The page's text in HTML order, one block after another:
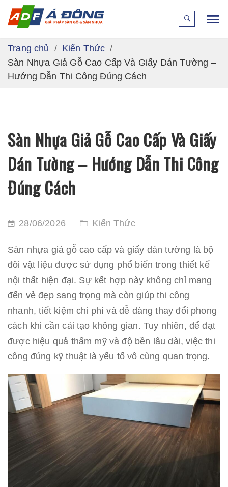
Trang chủ
Kiến Thức
Sàn Nhựa Giả Gỗ Cao Cấp Và Giấy Dán Tường –
Hướng Dẫn Thi Công Đúng Cách
Sàn Nhựa Giả Gỗ Cao Cấp Và Giấy
Dán Tường – Hướng Dẫn Thi Công
Đúng Cách
28/06/2026 Kiến Thức
Sàn nhựa giả gỗ cao cấp và giấy dán tường là bộ
đôi vật liệu được sử dụng phổ biến trong thiết kế
nội thất hiện đại. Sự kết hợp này không chỉ mang
đến vẻ đẹp sang trọng mà còn giúp thi công
nhanh, tiết kiệm chi phí và dễ dàng thay đổi phong
cách khi cần cải tạo không gian. Tuy nhiên, để đạt
được hiệu quả thẩm mỹ và độ bền lâu dài, việc thi
công đúng kỹ thuật là yếu tố vô cùng quan trọng.